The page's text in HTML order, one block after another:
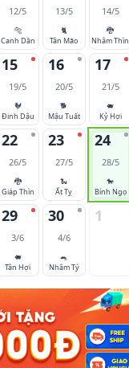
12/5
🐅
Canh Dần
13/5
🐈
Tân Mão
14/5
🐉
Nhâm Thìn
15
19/5
🐓
Đinh Dậu
16
20/5
🐕
Mậu Tuất
17
21/5
🐖
Kỷ Hợi
22
26/5
🐉
Giáp Thìn
23
27/5
🐍
Ất Tỵ
24
28/5
🐎
Bính Ngọ
29
3/6
🐖
Tân Hợi
30
4/6
🐀
Nhâm Tý
1